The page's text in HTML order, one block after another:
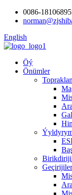
0086-
English
Öý
Önümler